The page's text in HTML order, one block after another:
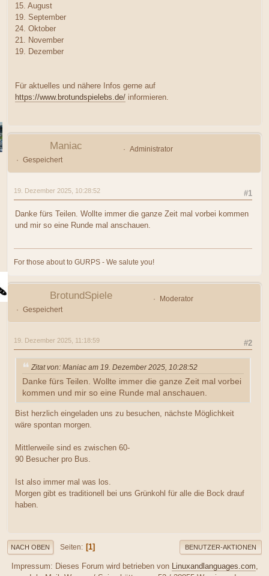
15. August
19. September
24. Oktober
21. November
19. Dezember
Für aktuelles und nähere Infos gerne auf
https://www.brotundspielebs.de/ informieren.
Maniac
Administrator
Gespeichert
#1
19. Dezember 2025, 10:28:52
Danke fürs Teilen. Wollte immer die ganze Zeit mal vorbei kommen
und mir so eine Runde mal anschauen.
For those about to GURPS - We salute you!
BrotundSpiele
Moderator
Gespeichert
#2
19. Dezember 2025, 11:18:59
Zitat von: Maniac am 19. Dezember 2025, 10:28:52
Danke fürs Teilen. Wollte immer die ganze Zeit mal vorbei
kommen und mir so eine Runde mal anschauen.
Bist herzlich eingeladen uns zu besuchen, nächste Möglichkeit
wäre spontan morgen.
Mittlerweile sind es zwischen 60-
90 Besucher pro Bus.
Ist also immer mal was los.
Morgen gibt es traditionell bei uns Grünkohl für alle die Bock drauf
haben.
NACH OBEN Seiten 1 BENUTZER-AKTIONEN
Impressum: Dieses Forum wird betrieben von Linuxandlanguages.com,